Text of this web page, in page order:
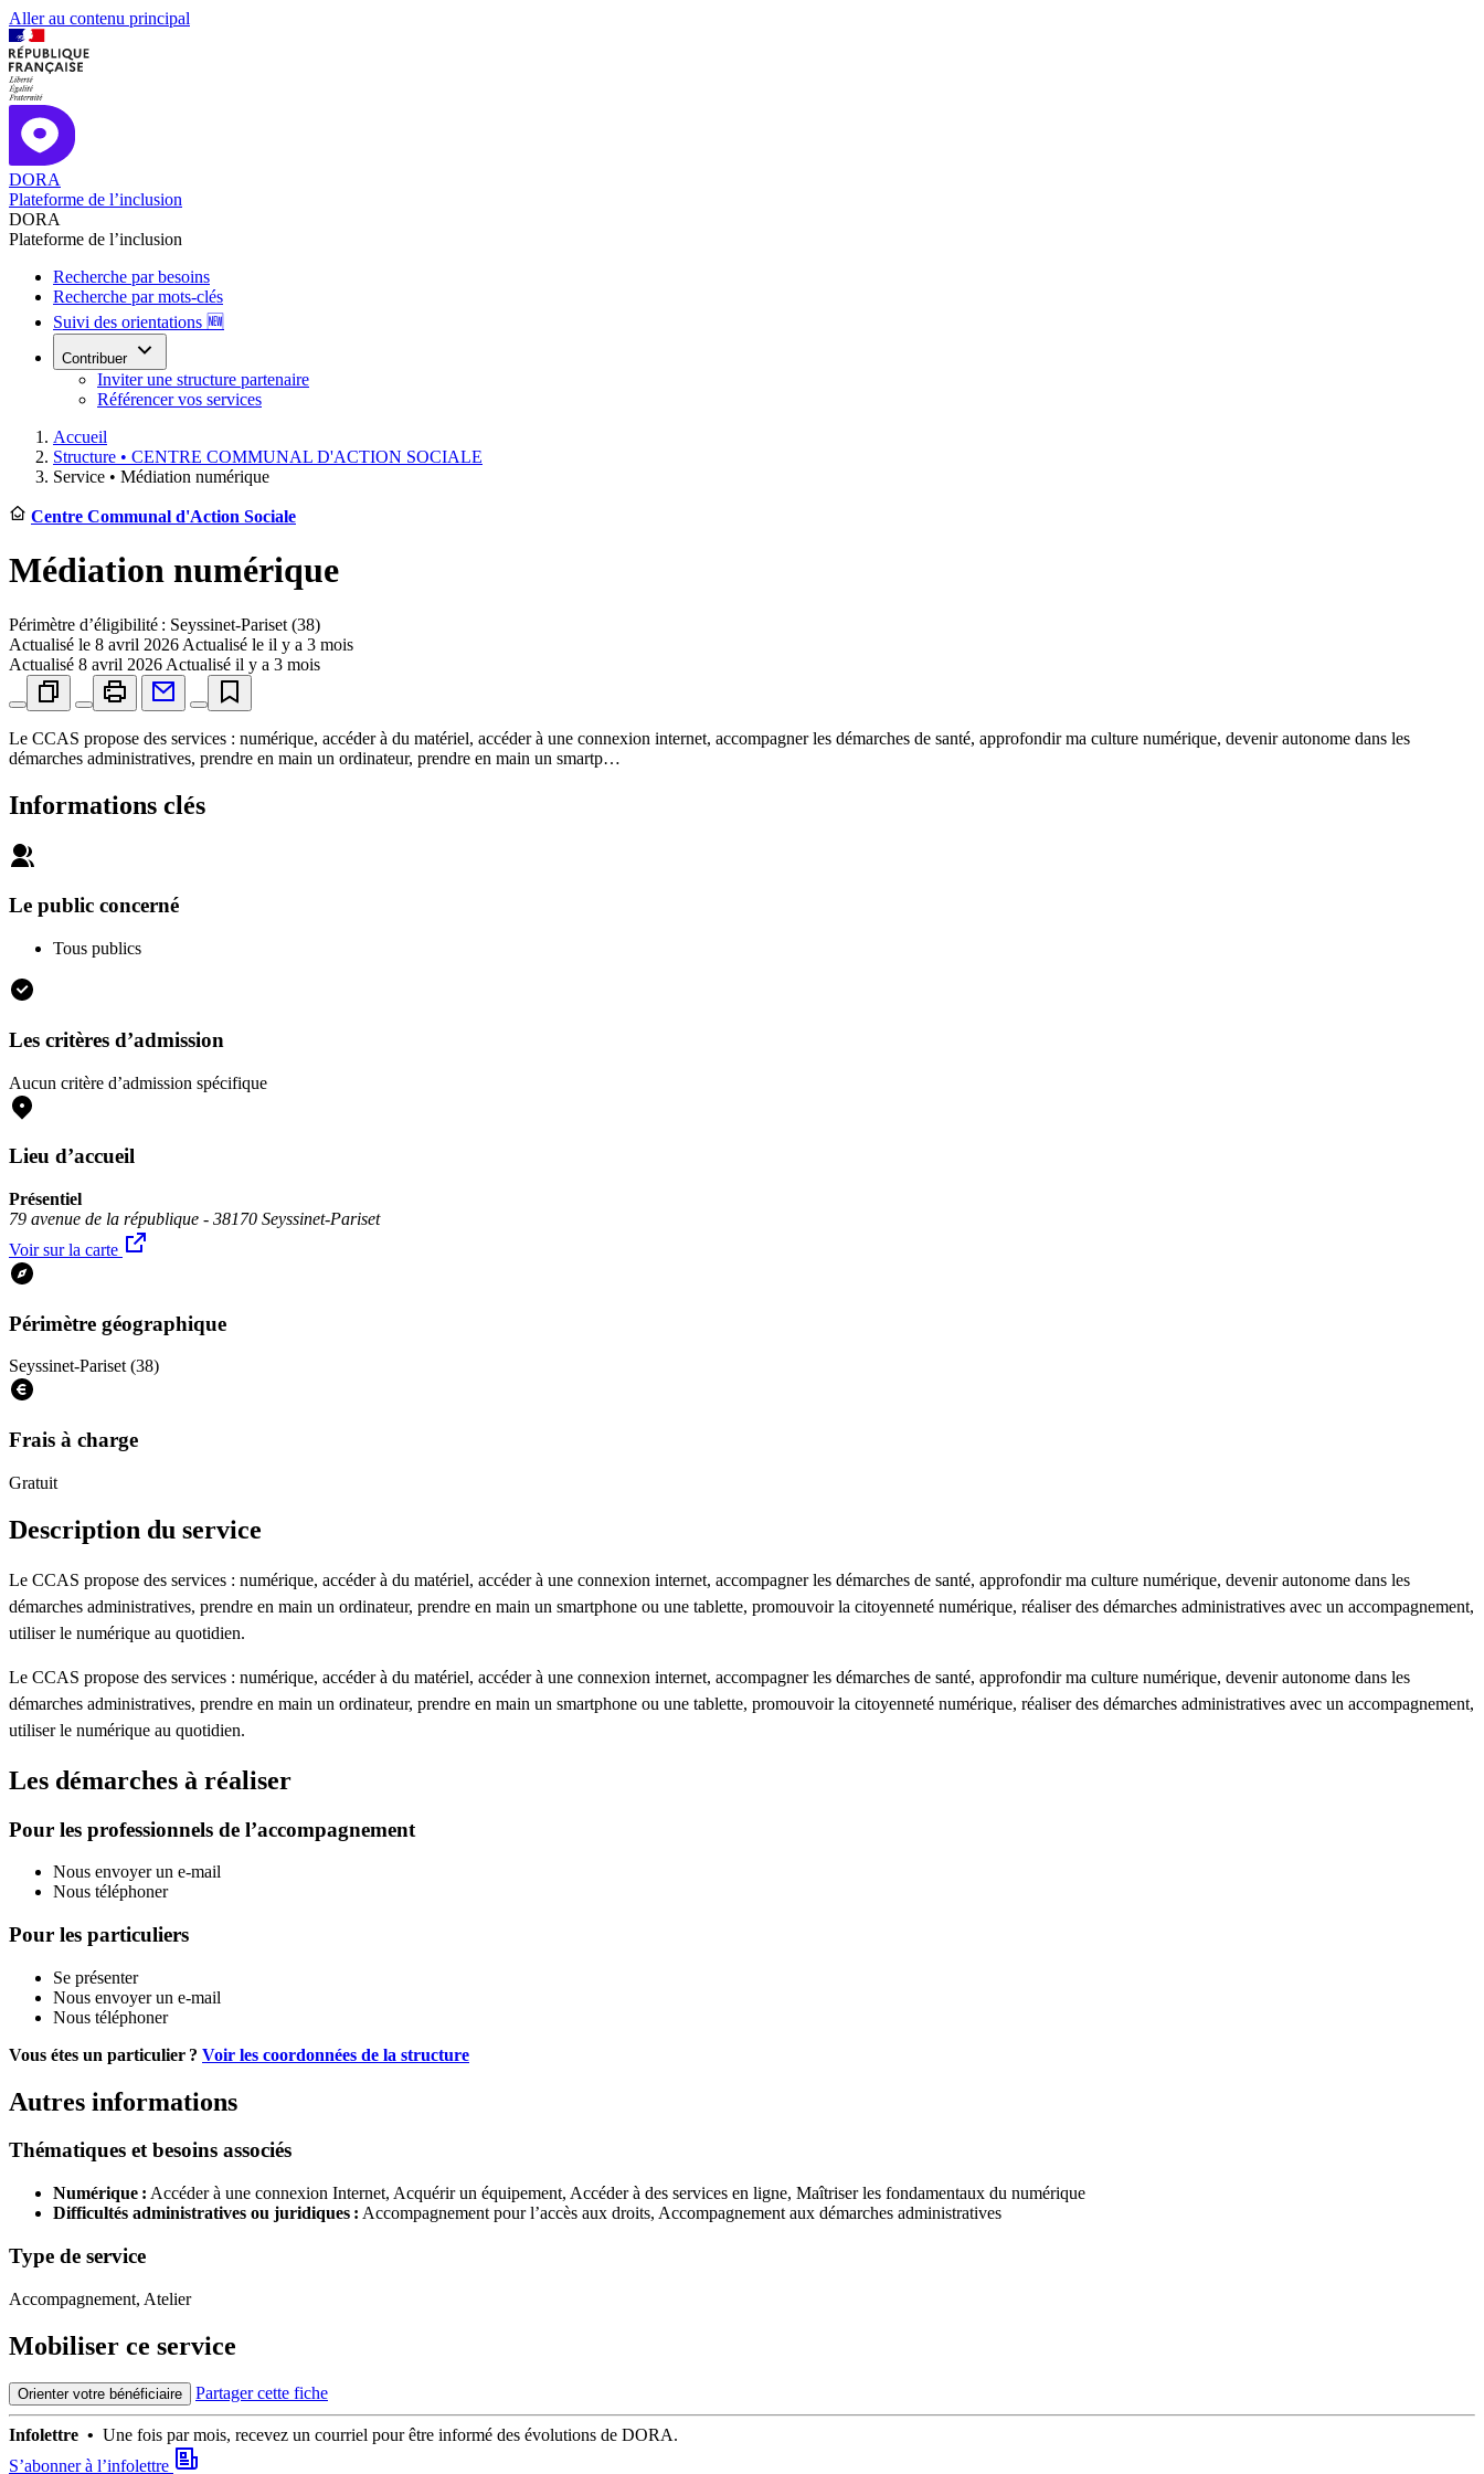
Aller au contenu principal
DORA
Plateforme de l’inclusion
DORA
Plateforme de l’inclusion
Recherche par besoins
Recherche par mots-clés
Suivi des orientations 🆕
Contribuer
Inviter une structure partenaire
Référencer vos services
Accueil
Structure • CENTRE COMMUNAL D'ACTION SOCIALE
Service • Médiation numérique
Centre Communal d'Action Sociale
Médiation numérique
Périmètre d’éligibilité : Seyssinet-Pariset (38)
Actualisé le 8 avril 2026 Actualisé le il y a 3 mois
Actualisé 8 avril 2026 Actualisé il y a 3 mois
Le CCAS propose des services : numérique, accéder à du matériel, accéder à une connexion internet, accompagner les démarches de santé, approfondir ma culture numérique, devenir autonome dans les
démarches administratives, prendre en main un ordinateur, prendre en main un smartp…
Informations clés
Le public concerné
Tous publics
Les critères d’admission
Aucun critère d’admission spécifique
Lieu d’accueil
Présentiel
79 avenue de la république - 38170 Seyssinet-Pariset
Voir sur la carte
Périmètre géographique
Seyssinet-Pariset (38)
Frais à charge
Gratuit
Description du service
Le CCAS propose des services : numérique, accéder à du matériel, accéder à une connexion internet, accompagner les démarches de santé, approfondir ma culture numérique, devenir autonome dans les
démarches administratives, prendre en main un ordinateur, prendre en main un smartphone ou une tablette, promouvoir la citoyenneté numérique, réaliser des démarches administratives avec un accompagnement,
utiliser le numérique au quotidien.
Le CCAS propose des services : numérique, accéder à du matériel, accéder à une connexion internet, accompagner les démarches de santé, approfondir ma culture numérique, devenir autonome dans les
démarches administratives, prendre en main un ordinateur, prendre en main un smartphone ou une tablette, promouvoir la citoyenneté numérique, réaliser des démarches administratives avec un accompagnement,
utiliser le numérique au quotidien.
Les démarches à réaliser
Pour les professionnels de l’accompagnement
Nous envoyer un e-mail
Nous téléphoner
Pour les particuliers
Se présenter
Nous envoyer un e-mail
Nous téléphoner
Vous étes un particulier ? Voir les coordonnées de la structure
Autres informations
Thématiques et besoins associés
Numérique : Accéder à une connexion Internet, Acquérir un équipement, Accéder à des services en ligne, Maîtriser les fondamentaux du numérique
Difficultés administratives ou juridiques : Accompagnement pour l’accès aux droits, Accompagnement aux démarches administratives
Type de service
Accompagnement, Atelier
Mobiliser ce service
Orienter votre bénéficiaire Partager cette fiche
Infolettre • Une fois par mois, recevez un courriel pour être informé des évolutions de DORA.
S’abonner à l’infolettre